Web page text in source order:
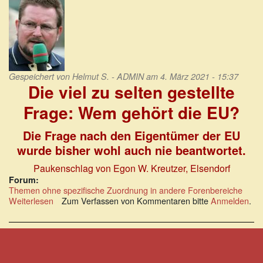
Gespeichert von Helmut S. - ADMINam 4. März 2021 - 15:37
Die viel zu selten gestellte
Frage: Wem gehört die EU?
Die Frage nach den Eigentümer der EU
wurde bisher wohl auch nie beantwortet.
Paukenschlag von Egon W. Kreutzer, Elsendorf
Forum:
Themen ohne spezifische Zuordnung in andere Forenbereiche
Weiterlesen über
viel
zu
Zum Verfassen von Kommentaren bitteAnmelden.